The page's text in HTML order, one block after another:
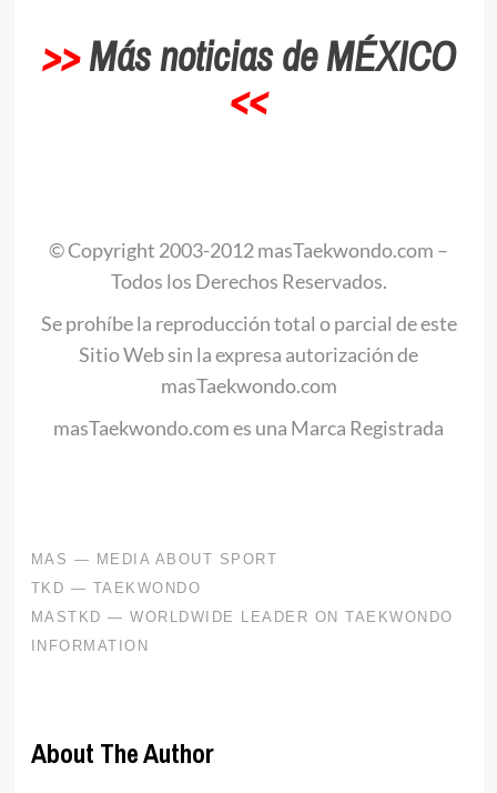
>>Más noticias de MÉXICO
<<
© Copyright 2003-2012 masTaekwondo.com –
Todos los Derechos Reservados.
Se prohíbe la reproducción total o parcial de este
Sitio Web sin la expresa autorización de
masTaekwondo.com
masTaekwondo.com es una Marca Registrada
About The Author